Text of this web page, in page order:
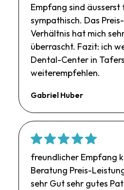
Empfang sind äusserst
sympathisch. Das
Verhältnis hat mich
überrascht. Fazit: ich
Dental-Center in
weiterempfehlen.
Gabriel Huber
freundlicher Empfang
Beratung Preis-
sehr Gut sehr gutes